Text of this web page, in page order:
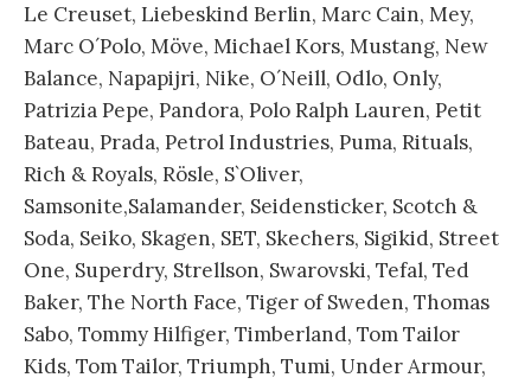
Le Creuset, Liebeskind Berlin, Marc Cain, Mey,
Marc O´Polo, Möve, Michael Kors, Mustang, New
Balance, Napapijri, Nike, O´Neill, Odlo, Only,
Patrizia Pepe, Pandora, Polo Ralph Lauren, Petit
Bateau, Prada, Petrol Industries, Puma, Rituals,
Rich & Royals, Rösle, S`Oliver,
Samsonite,Salamander, Seidensticker, Scotch &
Soda, Seiko, Skagen, SET, Skechers, Sigikid, Street
One, Superdry, Strellson, Swarovski, Tefal, Ted
Baker, The North Face, Tiger of Sweden, Thomas
Sabo, Tommy Hilfiger, Timberland, Tom Tailor
Kids, Tom Tailor, Triumph, Tumi, Under Armour,